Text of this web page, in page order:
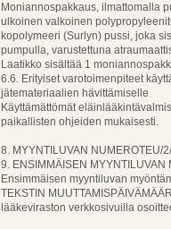
Moniannospakkaus, ilmattomalla
ulkoinen valkoinen
kopolymeeri (Surlyn) pussi, joka
pumpulla, varustettuna
Laatikko sisältää 1
6.6. Erityiset varotoimenpiteet
jätemateriaalien hävittämiselle
Käyttämättömät
paikallisten ohjeiden mukaisesti.
8. MYYNTILUVAN NUMEROTEU/
9. ENSIMMÄISEN MYYNTILUVAN
Ensimmäisen myyntiluvan
TEKSTIN
lääkeviraston verkkosivuilla